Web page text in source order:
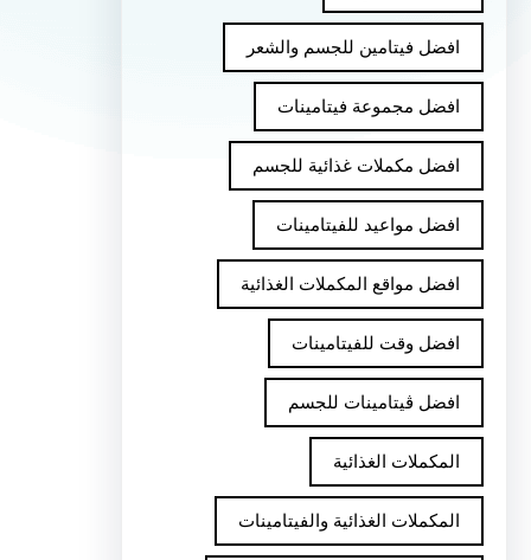
افضل فيتامين للجسم والشعر
افضل مجموعة فيتامينات
افضل مكملات غذائية للجسم
افضل مواعيد للفيتامينات
افضل مواقع المكملات الغذائية
افضل وقت للفيتامينات
افضل ڤيتامينات للجسم
المكملات الغذائية
المكملات الغذائية والفيتامينات